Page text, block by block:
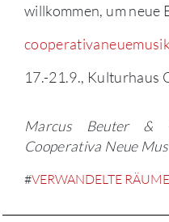
willkommen, um neue
17.-21.9., Kulturhaus
Marcus Beuter &
Cooperativa Neue
#VERWANDELTE RÄUME